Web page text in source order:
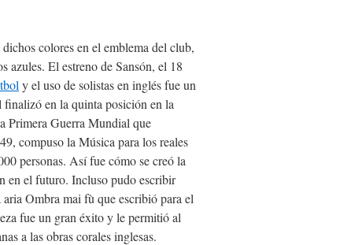
colores en el emblema del club,
azules. El estreno de Sansón, el 18
y el uso de solistas en inglés fue un
en la quinta posición en la
Primera Guerra Mundial que
compuso la Música para los reales
personas. Así fue cómo se creó la
en el futuro. Incluso pudo escribir
Ombra mai fù que escribió para el
fue un gran éxito y le permitió al
a las obras corales inglesas.